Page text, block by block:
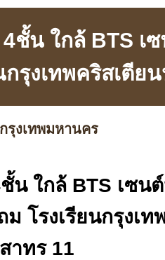
4ชั้น ใกล้ BTS
กรุงเทพคริสเตี
กรุงเทพมหานคร
น ใกล้ BTS เซน
โรงเรียนกรุงเท
าทร 11